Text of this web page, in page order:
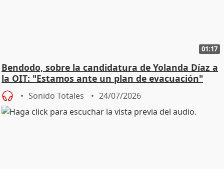
01:17
Bendodo, sobre la candidatura de Yolanda Díaz a
la OIT: "Estamos ante un plan de evacuación"
Sonido Totales 24/07/2026